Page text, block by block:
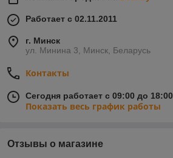
Работает с 02.11.2011
г. Минск
ул. Минина 3, Минск, Беларусь
Контакты
Сегодня работает с 09:00 до 18:00
Показать весь график работы
Отзывы о магазине